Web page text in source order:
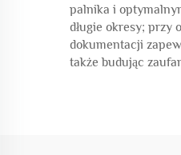
palnika i
długie okresy; przy
dokumentacji
także budując